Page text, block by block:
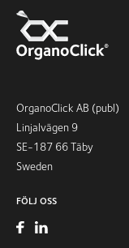
OrganoClick AB (publ)
Linjalvägen 9
SE-187 66 Täby
Sweden
FÖLJ OSS